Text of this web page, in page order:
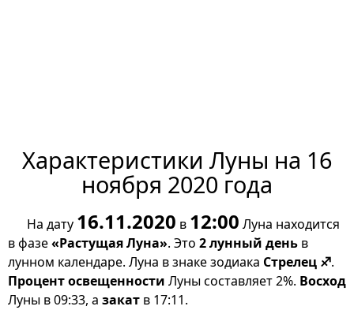
Характеристики Луны на 16
ноября 2020 года
На дату 16.11.2020 в 12:00 Луна находится
в фазе«Растущая Луна». Это 2 лунный день в
лунном календаре. Луна в знаке зодиака Стрелец ♐.
Процент освещенности Луны составляет 2%. Восход
Луны в 09:33, а закат в 17:11.